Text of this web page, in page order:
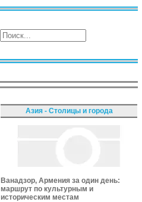
Азия - Столицы и города
Ванадзор, Армения за один день:
маршрут по культурным и
историческим местам